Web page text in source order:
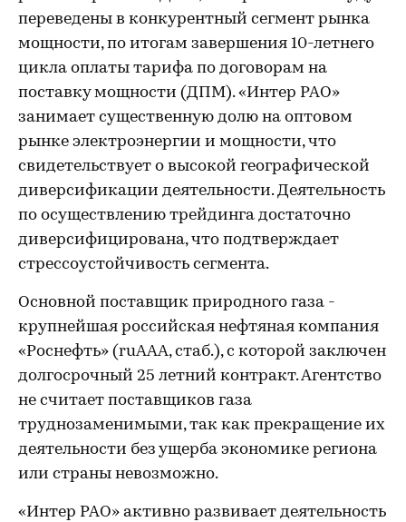
переведены в конкурентный сегмент рынка
мощности, по итогам завершения 10-летнего
цикла оплаты тарифа по договорам на
поставку мощности (ДПМ). «Интер РАО»
занимает существенную долю на оптовом
рынке электроэнергии и мощности, что
свидетельствует о высокой географической
диверсификации деятельности. Деятельность
по осуществлению трейдинга достаточно
диверсифицирована, что подтверждает
стрессоустойчивость сегмента.
Основной поставщик природного газа -
крупнейшая российская нефтяная компания
«Роснефть» (ruAAA, стаб.), с которой заключен
долгосрочный 25 летний контракт. Агентство
не считает поставщиков газа
труднозаменимыми, так как прекращение их
деятельности без ущерба экономике региона
или страны невозможно.
«Интер РАО» активно развивает деятельность